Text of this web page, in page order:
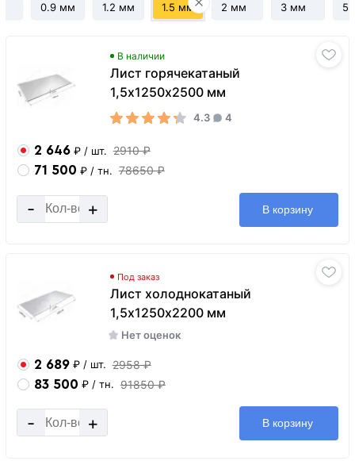
0.9 мм 1.2 мм 1.5 мм 2 мм 3 мм 5
В наличии
Лист горячекатаный
1,5х1250х2500 мм
4.3 4
2 646 ₽ / шт. 2910 ₽
71 500 ₽ / тн. 78650 ₽
- + В корзину
Под заказ
Лист холоднокатаный
1,5х1250х2200 мм
Нет оценок
2 689 ₽ / шт. 2958 ₽
83 500 ₽ / тн. 91850 ₽
- + В корзину